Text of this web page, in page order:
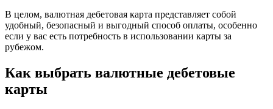
В целом, валютная дебетовая карта представляет собой
удобный, безопасный и выгодный способ оплаты, особенно
если у вас есть потребность в использовании карты за
рубежом.
Как выбрать валютные дебетовые
карты